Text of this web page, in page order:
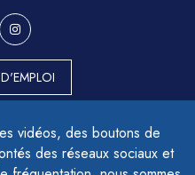
vidéos, des boutons de
des réseaux sociaux et
CONFORME
SITE